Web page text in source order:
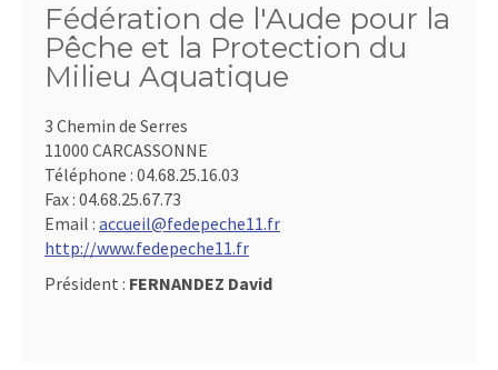
Fédération de l'Aude pour la
Pêche et la Protection du
Milieu Aquatique
3 Chemin de Serres
11000 CARCASSONNE
Téléphone : 04.68.25.16.03
Fax : 04.68.25.67.73
Email : accueil@fedepeche11.fr
http://www.fedepeche11.fr
Président : FERNANDEZ David